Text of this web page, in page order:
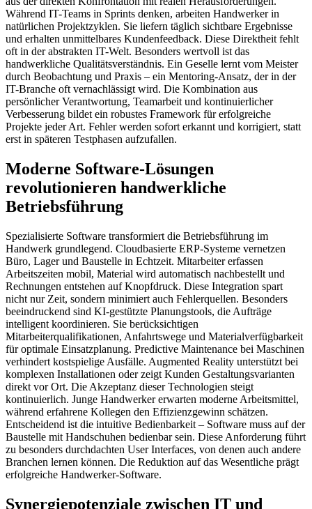
Während IT-Teams in Sprints denken, arbeiten Handwerker in
natürlichen Projektzyklen. Sie liefern täglich sichtbare Ergebnisse
und erhalten unmittelbares Kundenfeedback. Diese Direktheit fehlt
oft in der abstrakten IT-Welt. Besonders wertvoll ist das
handwerkliche Qualitätsverständnis. Ein Geselle lernt vom Meister
durch Beobachtung und Praxis – ein Mentoring-Ansatz, der in der
IT-Branche oft vernachlässigt wird. Die Kombination aus
persönlicher Verantwortung, Teamarbeit und kontinuierlicher
Verbesserung bildet ein robustes Framework für erfolgreiche
Projekte jeder Art. Fehler werden sofort erkannt und korrigiert, statt
erst in späteren Testphasen aufzufallen.
Moderne Software-Lösungen
revolutionieren handwerkliche
Betriebsführung
Spezialisierte Software transformiert die Betriebsführung im
Handwerk grundlegend. Cloudbasierte ERP-Systeme vernetzen
Büro, Lager und Baustelle in Echtzeit. Mitarbeiter erfassen
Arbeitszeiten mobil, Material wird automatisch nachbestellt und
Rechnungen entstehen auf Knopfdruck. Diese Integration spart
nicht nur Zeit, sondern minimiert auch Fehlerquellen. Besonders
beeindruckend sind KI-gestützte Planungstools, die Aufträge
intelligent koordinieren. Sie berücksichtigen
Mitarbeiterqualifikationen, Anfahrtswege und Materialverfügbarkeit
für optimale Einsatzplanung. Predictive Maintenance bei Maschinen
verhindert kostspielige Ausfälle. Augmented Reality unterstützt bei
komplexen Installationen oder zeigt Kunden Gestaltungsvarianten
direkt vor Ort. Die Akzeptanz dieser Technologien steigt
kontinuierlich. Junge Handwerker erwarten moderne Arbeitsmittel,
während erfahrene Kollegen den Effizienzgewinn schätzen.
Entscheidend ist die intuitive Bedienbarkeit – Software muss auf der
Baustelle mit Handschuhen bedienbar sein. Diese Anforderung führt
zu besonders durchdachten User Interfaces, von denen auch andere
Branchen lernen können. Die Reduktion auf das Wesentliche prägt
erfolgreiche Handwerker-Software.
Synergiepotenziale zwischen IT und